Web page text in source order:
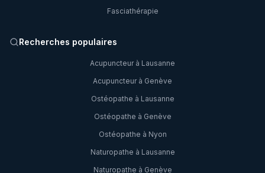
Fasciathérapie
Recherches populaires
Acupuncteur à Lausanne
Acupuncteur à Genève
Ostéopathe à Lausanne
Ostéopathe à Genève
Ostéopathe à Nyon
Naturopathe à Lausanne
Naturopathe à Genève